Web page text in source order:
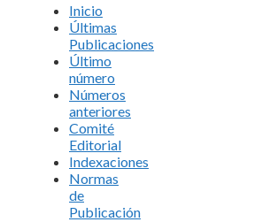
Inicio
Últimas
Publicaciones
Último
número
Números
anteriores
Comité
Editorial
Indexaciones
Normas
de
Publicación